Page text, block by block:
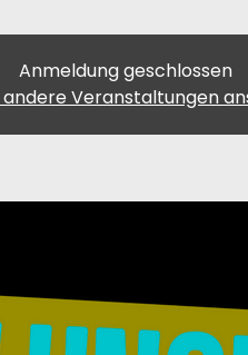
Anmeldung geschlossen
Veranstaltungen